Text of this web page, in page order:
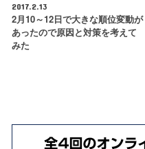
2017.2.13
2月10～12日で大きな順位変動が
あったので原因と対策を考えて
みた